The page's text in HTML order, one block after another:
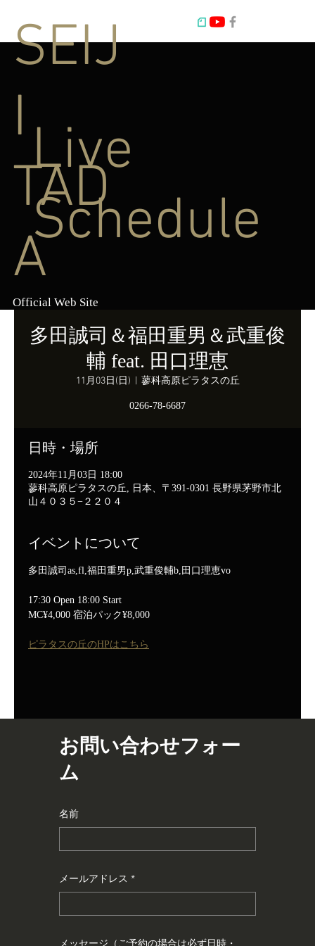
多田誠司＆福田重男＆武重俊
輔 feat. 田口理恵
11月03日(日) 蓼科高原ピラタスの丘
0266-78-6687
日時・場所
2024年11月03日 18:00
蓼科高原ピラタスの丘, 日本、〒391-0301 長野県茅野市北
山４０３５−２２０４
イベントについて
多田誠司as,fl,福田重男p,武重俊輔b,田口理恵vo
17:30 Open 18:00 Start
MC¥4,000 宿泊パック¥8,000
ピラタスの丘のHPはこちら
Live
Schedule
SEIJ
I
TAD
A
Official Web Site
お問い合わせフォー
ム
名前
メールアドレス
メッセージ（ご予約の場合は必ず日時・